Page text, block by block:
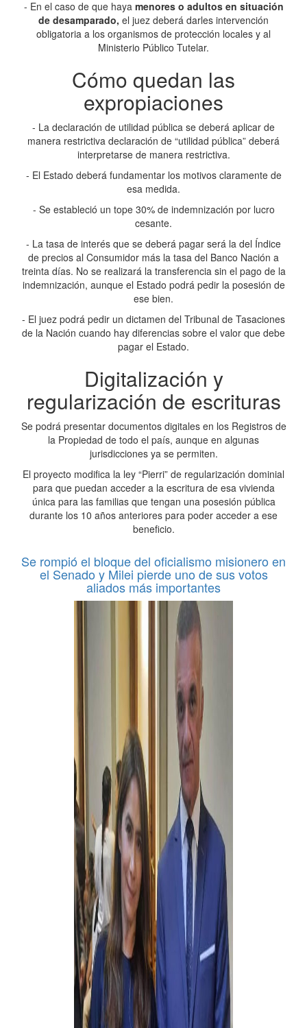
- En el caso de que haya menores o adultos en situación
de desamparado, el juez deberá darles intervención
obligatoria a los organismos de protección locales y al
Ministerio Público Tutelar.
Cómo quedan las
expropiaciones
- La declaración de utilidad pública se deberá aplicar de
manera restrictiva declaración de “utilidad pública” deberá
interpretarse de manera restrictiva.
- El Estado deberá fundamentar los motivos claramente de
esa medida.
- Se estableció un tope 30% de indemnización por lucro
cesante.
- La tasa de interés que se deberá pagar será la del Índice
de precios al Consumidor más la tasa del Banco Nación a
treinta días. No se realizará la transferencia sin el pago de la
indemnización, aunque el Estado podrá pedir la posesión de
ese bien.
- El juez podrá pedir un dictamen del Tribunal de Tasaciones
de la Nación cuando hay diferencias sobre el valor que debe
pagar el Estado.
Digitalización y
regularización de escrituras
Se podrá presentar documentos digitales en los Registros de
la Propiedad de todo el país, aunque en algunas
jurisdicciones ya se permiten.
El proyecto modifica la ley “Pierri” de regularización dominial
para que puedan acceder a la escritura de esa vivienda
única para las familias que tengan una posesión pública
durante los 10 años anteriores para poder acceder a ese
beneficio.
Se rompió el bloque del oficialismo misionero en
el Senado y Milei pierde uno de sus votos
aliados más importantes